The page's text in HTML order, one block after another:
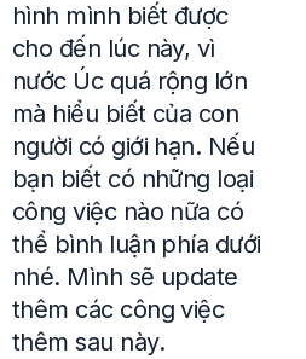
hình mình biết được
cho đến lúc này, vì
nước Úc quá rộng lớn
mà hiểu biết của con
người có giới hạn. Nếu
bạn biết có những loại
công việc nào nữa có
thể bình luận phía dưới
nhé. Mình sẽ update
thêm các công việc
thêm sau này.